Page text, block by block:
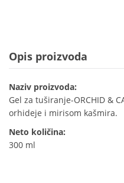
Opis proizvoda
Naziv proizvoda:
Gel za tuširanje-ORCHID &
orhideje i mirisom kašmira.
Neto količina:
300 ml